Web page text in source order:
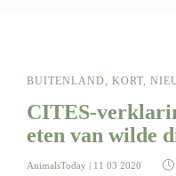
BUITENLAND, KORT,
CITES-
eten van wilde
AnimalsToday | 11 03 2020